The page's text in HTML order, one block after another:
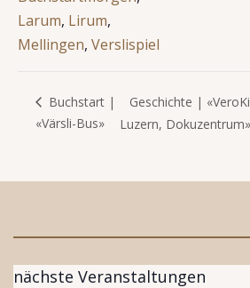
Larum, Lirum,
Mellingen, Verslispiel
Buchstart |
«Värsli-Bus»
Geschichte |
Luzern,
nächste Veranstaltungen